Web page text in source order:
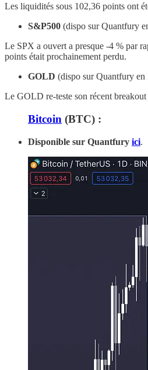
Les liquidités sous 102,36 points ont
S&P500 (dispo sur Quantfury
Le SPX a ouvert a presque -4 % par
points était prochainement perdu.
GOLD (dispo sur Quantfury en
Le GOLD re-teste son récent
Bitcoin (BTC) :
Disponible sur Quantfury ici.